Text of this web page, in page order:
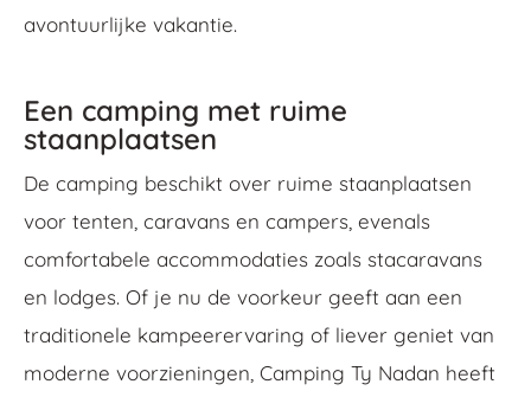
avontuurlijke vakantie.
Een camping met ruime
staanplaatsen
De camping beschikt over ruime staanplaatsen
voor tenten, caravans en campers, evenals
comfortabele accommodaties zoals stacaravans
en lodges. Of je nu de voorkeur geeft aan een
traditionele kampeerervaring of liever geniet van
moderne voorzieningen, Camping Ty Nadan heeft